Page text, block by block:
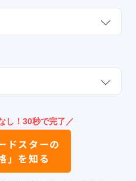
し！30秒で完了／
ドスターの
」を知る